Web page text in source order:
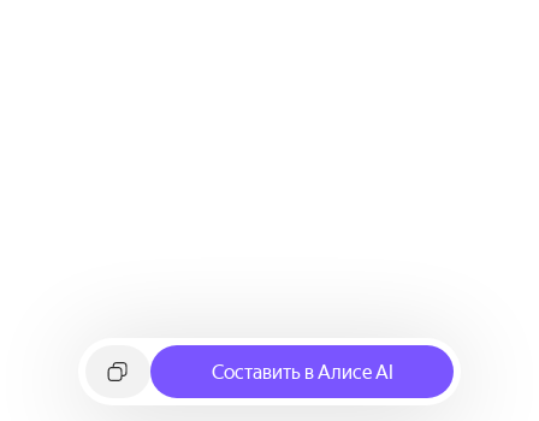
Составить в Алисе AI